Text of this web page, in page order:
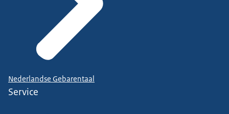
Nederlandse Gebarentaal
Service